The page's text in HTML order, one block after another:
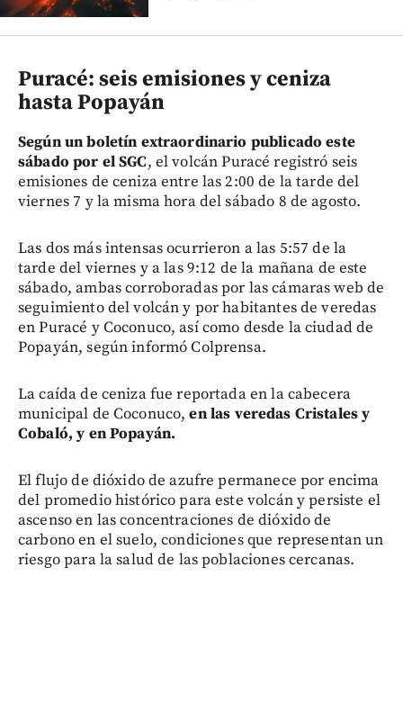
Puracé: seis emisiones y ceniza
hasta Popayán
Según un boletín extraordinario publicado este
sábado por el SGC, el volcán Puracé registró seis
emisiones de ceniza entre las 2:00 de la tarde del
viernes 7 y la misma hora del sábado 8 de agosto.
Las dos más intensas ocurrieron a las 5:57 de la
tarde del viernes y a las 9:12 de la mañana de este
sábado, ambas corroboradas por las cámaras web de
seguimiento del volcán y por habitantes de veredas
en Puracé y Coconuco, así como desde la ciudad de
Popayán, según informó Colprensa.
La caída de ceniza fue reportada en la cabecera
municipal de Coconuco,en las veredas Cristales y
Cobaló, y en Popayán.
El flujo de dióxido de azufre permanece por encima
del promedio histórico para este volcán y persiste el
ascenso en las concentraciones de dióxido de
carbono en el suelo, condiciones que representan un
riesgo para la salud de las poblaciones cercanas.